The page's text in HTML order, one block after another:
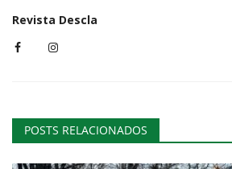
Revista Descla
POSTS RELACIONADOS